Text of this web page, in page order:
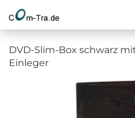
DVD-Slim-Box schwarz
Einleger